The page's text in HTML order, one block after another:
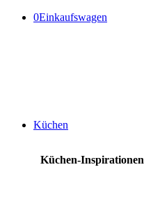
0Einkaufswagen
Küchen
Küchen-Inspirationen